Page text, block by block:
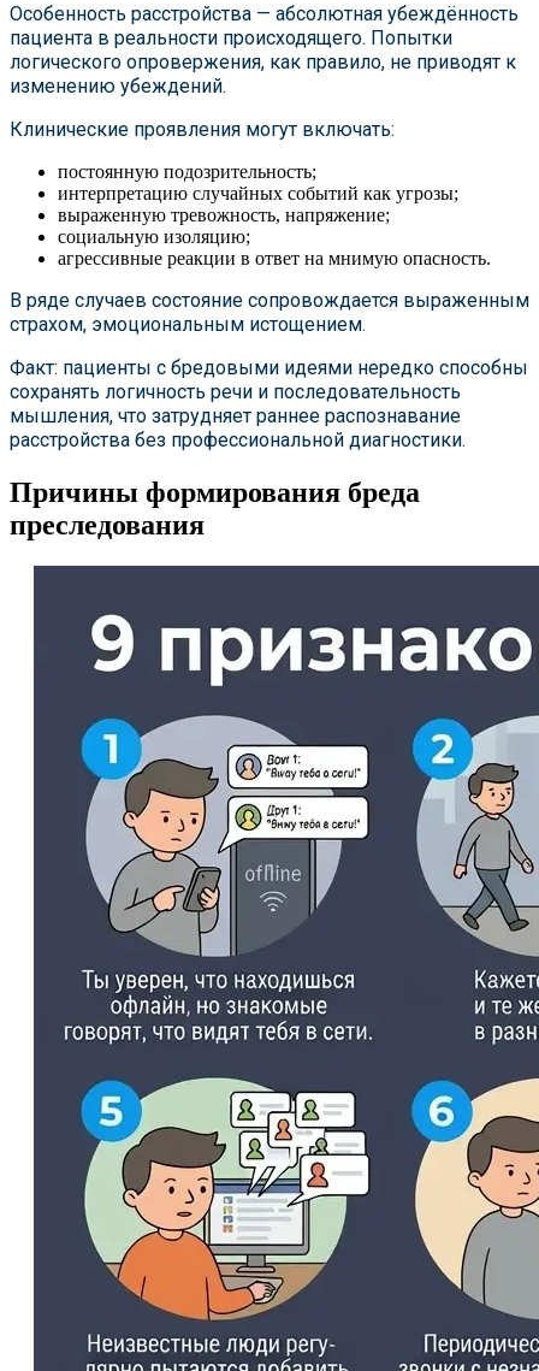
Особенность расстройства — абсолютная убеждённость
пациента в реальности происходящего. Попытки
логического опровержения, как правило, не приводят к
изменению убеждений.
Клинические проявления могут включать:
постоянную подозрительность;
интерпретацию случайных событий как угрозы;
выраженную тревожность, напряжение;
социальную изоляцию;
агрессивные реакции в ответ на мнимую опасность.
В ряде случаев состояние сопровождается выраженным
страхом, эмоциональным истощением.
Факт: пациенты с бредовыми идеями нередко способны
сохранять логичность речи и последовательность
мышления, что затрудняет раннее распознавание
расстройства без профессиональной диагностики.
Причины формирования бреда
преследования